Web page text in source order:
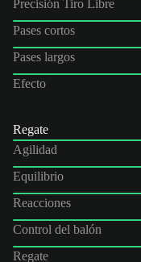
Precisión Tiro Libre
Pases cortos
Pases largos
Efecto
Regate
Agilidad
Equilibrio
Reacciones
Control del balón
Regate